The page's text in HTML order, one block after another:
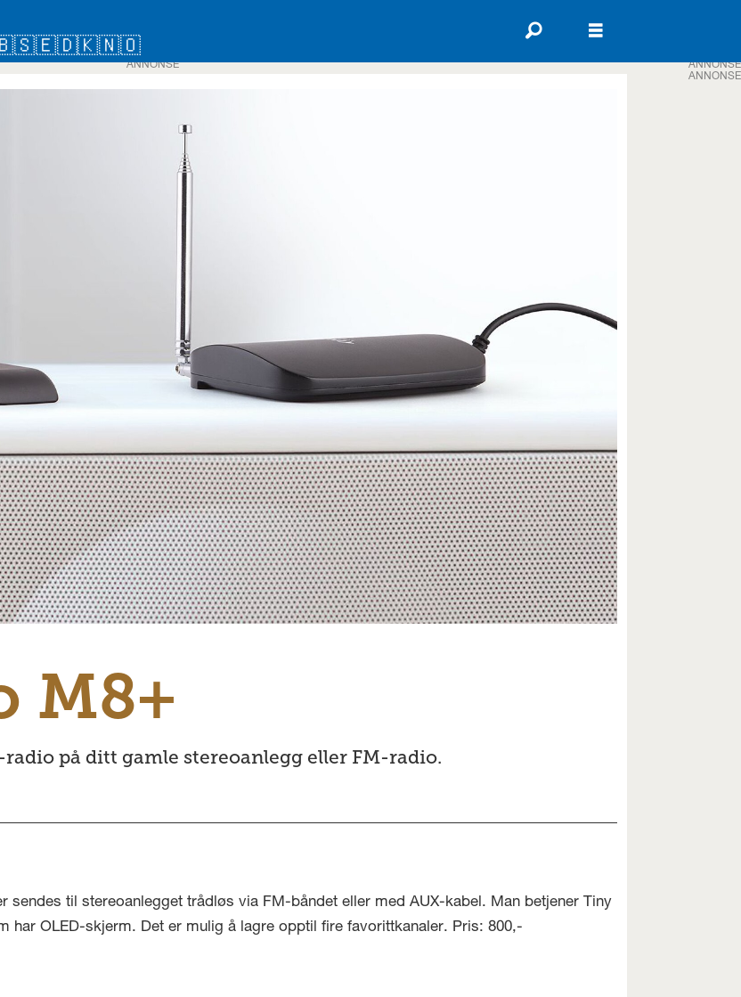
🇸🇪🇩🇰🇳🇴
ANNONSE
M8+
på ditt gamle stereoanlegg eller FM-radio.
til stereoanlegget trådløs via FM-båndet eller med AUX-kabel. Man betjener Tiny
har OLED-skjerm. Det er mulig å lagre opptil fire favorittkanaler. Pris: 800,-
ANNONSE
ANNONSE